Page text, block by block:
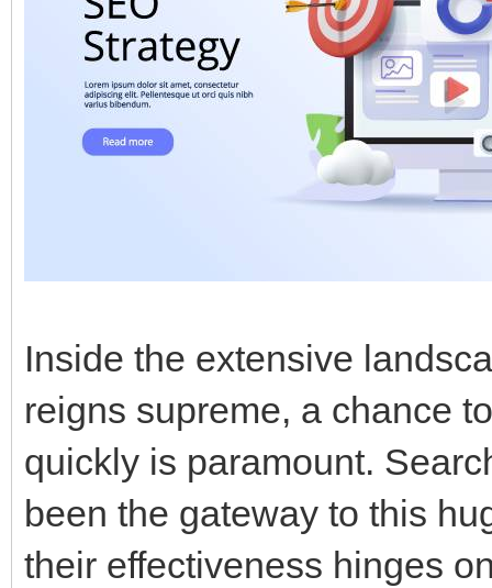
Inside the extensive
reigns supreme, a chance
quickly is paramount.
been the gateway to this
their effectiveness hinges